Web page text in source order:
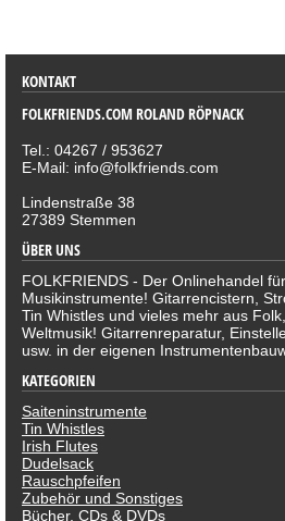
KONTAKT
FOLKFRIENDS.COM ROLAND RÖPNACK
Tel.: 04267 / 953627
E-Mail: info@folkfriends.com
Lindenstraße 38
27389 Stemmen
ÜBER UNS
FOLKFRIENDS - Der Onlinehandel
Musikinstrumente! Gitarrencistern,
Tin Whistles und vieles mehr aus
Weltmusik! Gitarrenreparatur,
usw. in der eigenen
KATEGORIEN
Saiteninstrumente
Tin Whistles
Irish Flutes
Dudelsack
Rauschpfeifen
Zubehör und Sonstiges
Bücher, CDs & DVDs